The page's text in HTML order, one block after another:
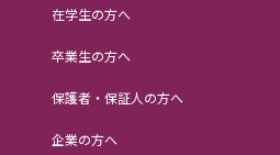
在学生の方へ
卒業生の方へ
保護者・保証人の方へ
企業の方へ